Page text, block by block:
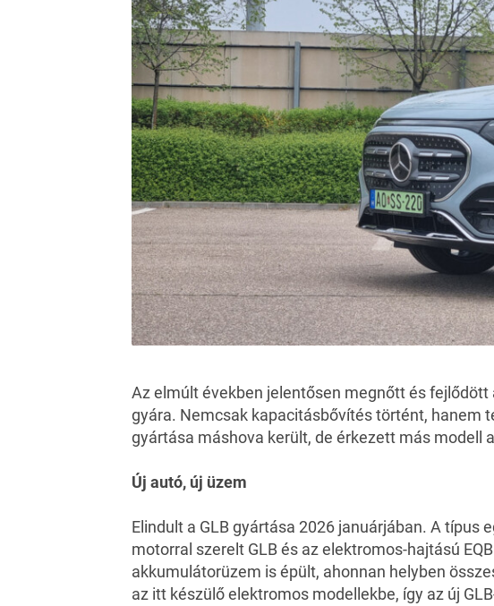
Az elmúlt években jelentősen megnőtt és fejlődött
gyára. Nemcsak kapacitásbővítés történt, hanem
gyártása máshova került, de érkezett más modell
Új autó, új üzem
Elindult a GLB gyártása 2026 januárjában. A típus
motorral szerelt GLB és az elektromos-hajtású
akkumulátorüzem is épült, ahonnan helyben
az itt készülő elektromos modellekbe, így az új